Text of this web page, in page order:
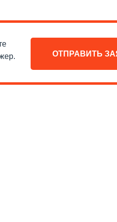
и приложение с
ОТПРАВИТЬ